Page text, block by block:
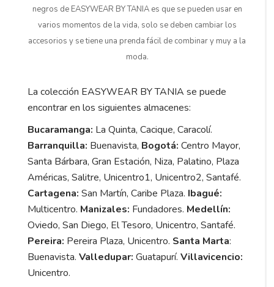
negros de EASYWEAR BY TANIA es que se pueden usar en
varios momentos de la vida, solo se deben cambiar los
accesorios y se tiene una prenda fácil de combinar y muy a la
moda.
La colección EASYWEAR BY TANIA se puede
encontrar en los siguientes almacenes:
Bucaramanga: La Quinta, Cacique, Caracolí.
Barranquilla: Buenavista, Bogotá: Centro Mayor,
Santa Bárbara, Gran Estación, Niza, Palatino, Plaza
Américas, Salitre, Unicentro1, Unicentro2, Santafé.
Cartagena: San Martín, Caribe Plaza. Ibagué:
Multicentro. Manizales: Fundadores. Medellín:
Oviedo, San Diego, El Tesoro, Unicentro, Santafé.
Pereira: Pereira Plaza, Unicentro. Santa Marta:
Buenavista. Valledupar: Guatapurí. Villavicencio:
Unicentro.